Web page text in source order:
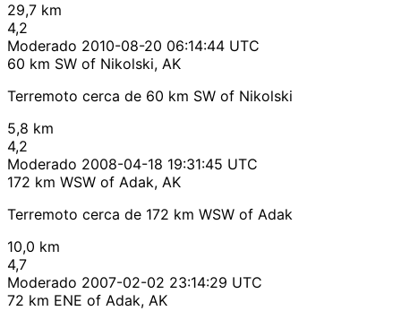
29,7 km
4,2
Moderado 2010-08-20 06:14:44 UTC
60 km SW of Nikolski, AK
Terremoto cerca de 60 km SW of Nikolski
5,8 km
4,2
Moderado 2008-04-18 19:31:45 UTC
172 km WSW of Adak, AK
Terremoto cerca de 172 km WSW of Adak
10,0 km
4,7
Moderado 2007-02-02 23:14:29 UTC
72 km ENE of Adak, AK